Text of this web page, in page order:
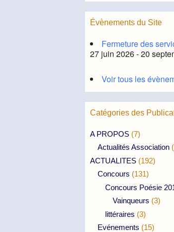
Évènements du Site
Fermeture des
27 juin 2026 - 20
Voir tous les
Catégories des
A PROPOS (7)
Actualités Association
ACTUALITES (192)
Concours (131)
Concours Poésie
Vainqueurs (3)
littéraires (3)
Evénements (15)